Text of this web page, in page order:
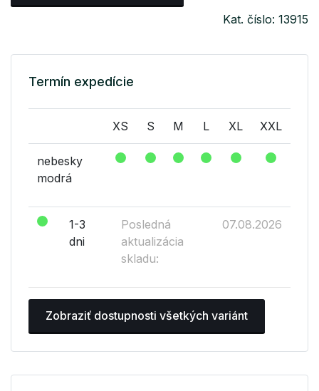
Kat. číslo: 13915
Termín expedície
XS S M L XL XXL
nebesky
modrá
1-3
dni
Posledná
aktualizácia
skladu:
07.08.2026
Zobraziť dostupnosti všetkých variánt